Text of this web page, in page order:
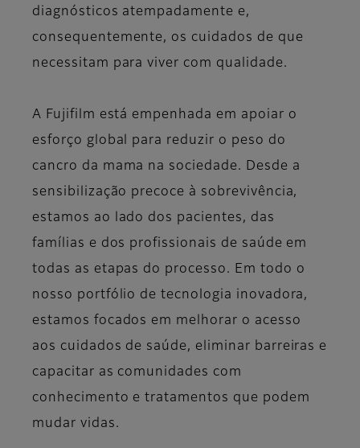
diagnósticos atempadamente e,
consequentemente, os cuidados de que
necessitam para viver com qualidade.
A Fujifilm está empenhada em apoiar o
esforço global para reduzir o peso do
cancro da mama na sociedade. Desde a
sensibilização precoce à sobrevivência,
estamos ao lado dos pacientes, das
famílias e dos profissionais de saúde em
todas as etapas do processo. Em todo o
nosso portfólio de tecnologia inovadora,
estamos focados em melhorar o acesso
aos cuidados de saúde, eliminar barreiras e
capacitar as comunidades com
conhecimento e tratamentos que podem
mudar vidas.